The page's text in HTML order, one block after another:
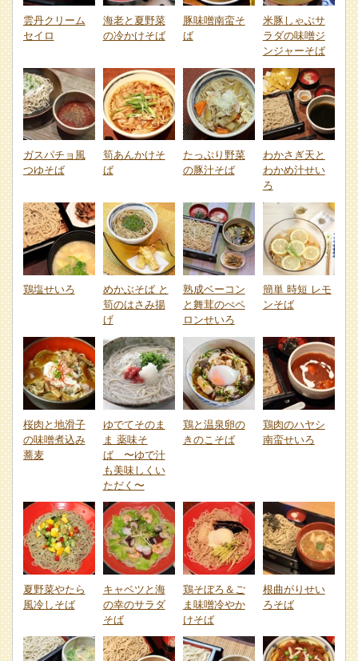
雲丹クリーム
セイロ
海老と夏野菜
の冷かけそば
豚味噌南蛮そ
ば
米豚しゃぶサ
ラダの味噌ジ
ンジャーそば
ガスパチョ風
つゆそば
筍あんかけそ
ば
たっぷり野菜
の豚汁そば
わかさぎ天と
わかめ汁せい
ろ
鶏塩せいろ
めかぶそば と
筍のはさみ揚
げ
熟成ベーコン
と舞茸のぺペ
ロンせいろ
簡単 時短 レモ
ンそば
桜肉と地滑子
の味噌煮込み
蕎麦
ゆでてそのま
ま 薬味そ
ば 〜ゆで汁
も美味しくい
ただく〜
鶏と温泉卵の
きのこそば
鶏肉のハヤシ
南蛮せいろ
夏野菜やたら
風冷しそば
キャベツと海
の幸のサラダ
そば
鶏そぼろ＆ご
ま味噌冷やか
けそば
根曲がりせい
ろそば